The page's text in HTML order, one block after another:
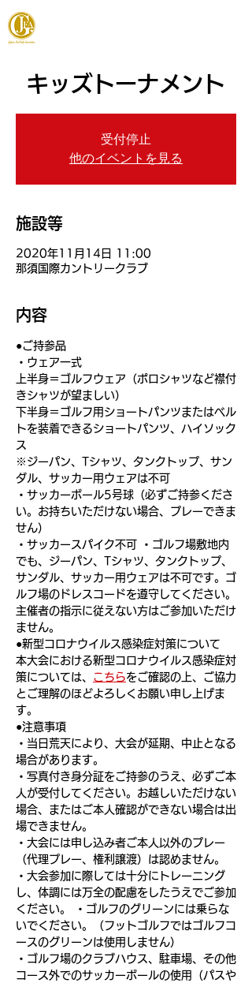
キッズトーナメント
受付停止
他のイベントを見る
施設等
2020年11月14日 11:00
那須国際カントリークラブ
内容
●ご持参品
・ウェア一式
上半身＝ゴルフウェア（ポロシャツなど襟付
きシャツが望ましい）
下半身＝ゴルフ用ショートパンツまたはベル
トを装着できるショートパンツ、ハイソック
ス
※ジーパン、Tシャツ、タンクトップ、サン
ダル、サッカー用ウェアは不可
・サッカーボール5号球（必ずご持参くださ
い。お持ちいただけない場合、プレーできま
せん）
・サッカースパイク不可 ・ゴルフ場敷地内
でも、ジーパン、Tシャツ、タンクトップ、
サンダル、サッカー用ウェアは不可です。ゴ
ルフ場のドレスコードを遵守してください。
主催者の指示に従えない方はご参加いただけ
ません。
●新型コロナウイルス感染症対策について
本大会における新型コロナウイルス感染症対
策については、 こちらをご確認の上、ご協力
とご理解のほどよろしくお願い申し上げま
す。
●注意事項
・当日荒天により、大会が延期、中止となる
場合があります。
・写真付き身分証をご持参のうえ、必ずご本
人が受付してください。お越しいただけない
場合、またはご本人確認ができない場合は出
場できません。
・大会には申し込み者ご本人以外のプレー
（代理プレー、権利譲渡）は認めません。
・大会参加に際しては十分にトレーニング
し、体調には万全の配慮をしたうえでご参加
ください。 ・ゴルフのグリーンには乗らな
いでください。（フットゴルフではゴルフコ
ースのグリーンは使用しません）
・ゴルフ場のクラブハウス、駐車場、その他
コース外でのサッカーボールの使用（パスや